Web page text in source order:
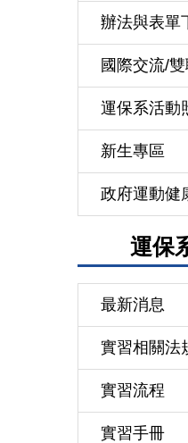
辦法與表單
國際交流/
運保系活動
新生專區
政府運動健
運保
最新消息
實習相關法
實習流程
實習手冊